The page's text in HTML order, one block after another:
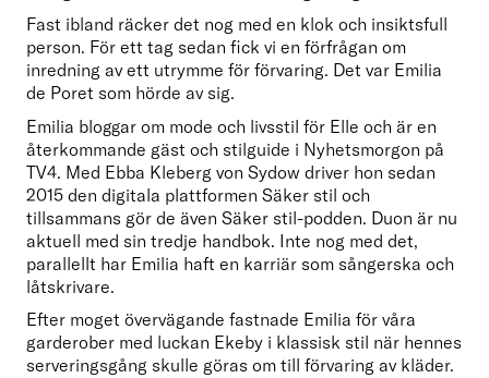
Fast ibland räcker det nog med en klok och insiktsfull
person. För ett tag sedan fick vi en förfrågan om
inredning av ett utrymme för förvaring. Det var Emilia
Emilia bloggar om mode och livsstil för Elle och är en
återkommande gäst och stilguide i Nyhetsmorgon på
TV4. Med Ebba Kleberg von Sydow driver hon sedan
2015 den digitala plattformen Säker stil och
tillsammans gör de även Säker stil-podden. Duon är nu
aktuell med sin tredje handbok. Inte nog med det,
parallellt har Emilia haft en karriär som sångerska och
låtskrivare.
Efter moget övervägande fastnade Emilia för våra
garderober med luckan Ekeby i klassisk stil när hennes
serveringsgång skulle göras om till förvaring av kläder.